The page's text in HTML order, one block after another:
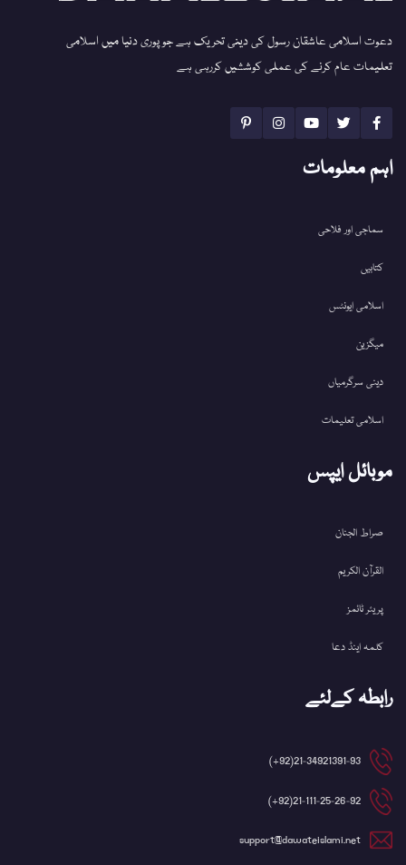
دعوت اسلامی عاشقان رسول کی دینی تحریک ہے جو پوری دنیا میں اسلامی
تعلیمات عام کرنے کی عملی کوششیں کررہی ہے
اہم معلومات
سماجی اور فلاحی
کتابیں
اسلامی ایونٹس
میگزین
دینی سرگرمیاں
اسلامی تعلیمات
موبائل ایپس
صراط الجنان
القرآن الکریم
پریئر ٹائمز
کلمہ اینڈ دعا
رابطہ کےلئے
21-34921391-93(92+)
21-111-25-26-92(92+)
support@dawateislami.net